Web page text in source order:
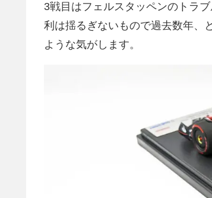
3戦目はフェルスタッペンのトラ
利は揺るぎないもので過去数年、
ような気がします。